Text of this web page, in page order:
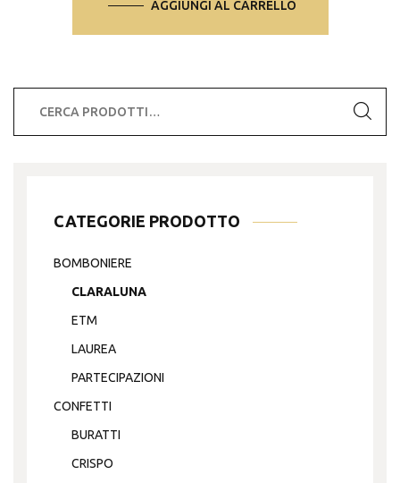
AGGIUNGI AL CARRELLO
CATEGORIE PRODOTTO
BOMBONIERE
CLARALUNA
ETM
LAUREA
PARTECIPAZIONI
CONFETTI
BURATTI
CRISPO